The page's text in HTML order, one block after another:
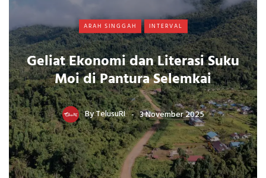
ARAH SINGGAH INTERVAL
Geliat Ekonomi dan Literasi Suku
Moi di Pantura Selemkai
ByTelusuRI 3 November 2025